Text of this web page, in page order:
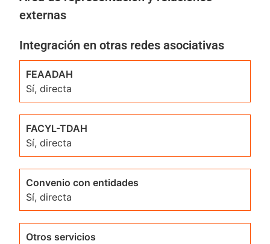
externas
Integración en otras redes asociativas
FEAADAH
Sí, directa
FACYL-TDAH
Sí, directa
Convenio con entidades
Sí, directa
Otros servicios